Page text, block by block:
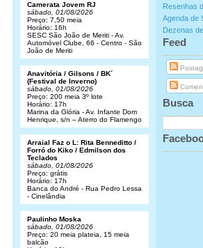
Resenhas
Agenda de
Dezenas
Feed
Busca
Camerata Jovem RJ
sábado, 01/08/2026
Preço: 7,50 meia
Horário: 16h
SESC São João de Meriti - Av.
Automóvel Clube, 66 - Centro - São
João de Meriti
Anavitória / Gilsons / BK´
(Festival de Inverno)
sábado, 01/08/2026
Preço: 200 meia 3º lote
Horário: 17h
Marina da Glória - Av. Infante Dom
Henrique, s/n – Aterro do Flamengo
Arraial Faz o L: Rita Benneditto /
Forró do Kiko / Edmilson dos
Teclados
sábado, 01/08/2026
Preço: grátis
Horário: 17h
Banca do André - Rua Pedro Lessa
- Cinelândia
Paulinho Moska
sábado, 01/08/2026
Preço: 20 meia plateia, 15 meia
balcão